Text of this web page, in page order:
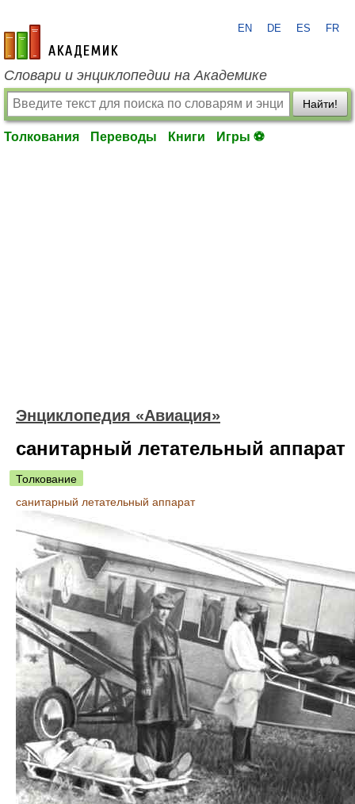
academic.ru
EN DE ES FR
Словари и энциклопедии на Академике
Найти!
Толкования Переводы Книги Игры ⚽
Энциклопедия «Авиация»
санитарный летательный аппарат
Толкование
санитарный летательный аппарат